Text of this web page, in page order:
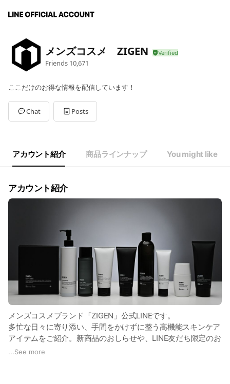
メンズコスメ ZIGEN
Friends 10,671
ここだけのお得な情報を配信しています！
Chat Posts
アカウント紹介 商品ラインナップ You might like
アカウント紹介
メンズコスメブランド「ZIGEN」公式LINEです。
多忙な日々に寄り添い、手間をかけずに整う高機能スキンケア
アイテムをご紹介。新商品のおしらせや、LINE友だち限定のお
得な情報をお届けしていきます。
...See more